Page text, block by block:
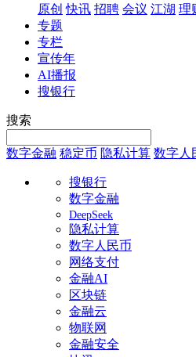
原创 快讯 招聘 会议 江湖 理
专题
专栏
宣传年
AI播报
搜银行
搜索
数字金融 稳定币 隐私计算 数字人
搜银行
数字金融
DeepSeek
隐私计算
数字人民币
网络支付
金融AI
区块链
金融云
物联网
金融安全